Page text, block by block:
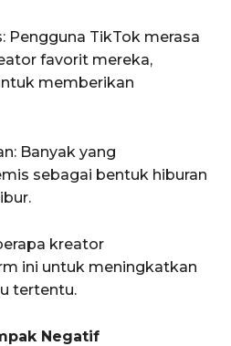
Pengguna TikTok merasa
favorit mereka,
memberikan
Banyak yang
sebagai bentuk hiburan
kreator
ini untuk meningkatkan
tertentu.
Negatif